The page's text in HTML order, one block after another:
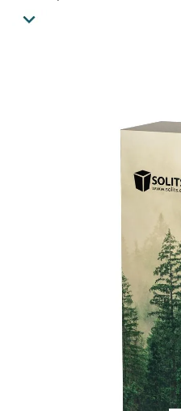
attentes, nous vous
La fabrication d’un socle
différentes dimensions.
visuel et les dimensions du
vous faire un devis. Vous
(info@socles.fr) ou par